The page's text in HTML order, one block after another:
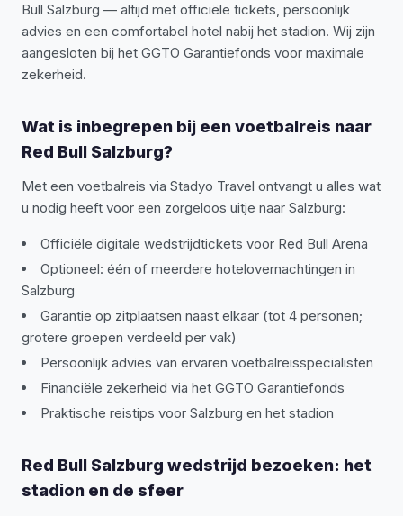
Bull Salzburg — altijd met officiële tickets, persoonlijk
advies en een comfortabel hotel nabij het stadion. Wij zijn
aangesloten bij het GGTO Garantiefonds voor maximale
zekerheid.
Wat is inbegrepen bij een voetbalreis naar
Red Bull Salzburg?
Met een voetbalreis via Stadyo Travel ontvangt u alles wat
u nodig heeft voor een zorgeloos uitje naar Salzburg:
Officiële digitale wedstrijdtickets voor Red Bull Arena
Optioneel: één of meerdere hotelovernachtingen in
Salzburg
Garantie op zitplaatsen naast elkaar (tot 4 personen;
grotere groepen verdeeld per vak)
Persoonlijk advies van ervaren voetbalreisspecialisten
Financiële zekerheid via het GGTO Garantiefonds
Praktische reistips voor Salzburg en het stadion
Red Bull Salzburg wedstrijd bezoeken: het
stadion en de sfeer